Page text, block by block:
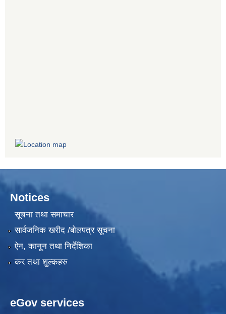
Notices
सूचना तथा समाचार
सार्वजनिक खरीद /बोलपत्र सूचना
ऐन, कानून तथा निर्देशिका
कर तथा शुल्कहरु
eGov services